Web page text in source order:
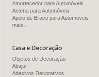
Amortecedor para Automóveis
Antena para Automóveis
Apoio de Braço para Automóveis
mais..
Casa e Decoração
Objetos de Decoração
Abajur
Adesivos Decorativos